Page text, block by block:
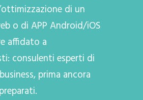
di un
o di APP Android/iOS
affidato a
consulenti esperti di
prima ancora